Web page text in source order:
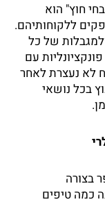
חוץ" הוא
ללקוחותיהם.
של כל
עם
לא נעצרת לאחר
בכל נושאי
בצורה
כמה טיפים